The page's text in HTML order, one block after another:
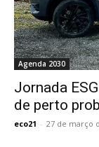
Agenda 2030
Jornada
de perto
eco21 - 27 de março